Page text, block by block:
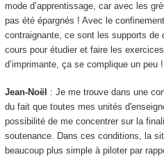
mode d’apprentissage, car avec les
pas été épargnés ! Avec le
contraignante, ce sont les supports de
cours pour étudier et faire les
d’imprimante, ça se complique un peu !
Jean-Noël : Je me trouve dans une
du fait que toutes mes unités
possibilité de me concentrer sur la
soutenance. Dans ces conditions, la
beaucoup plus simple à piloter par